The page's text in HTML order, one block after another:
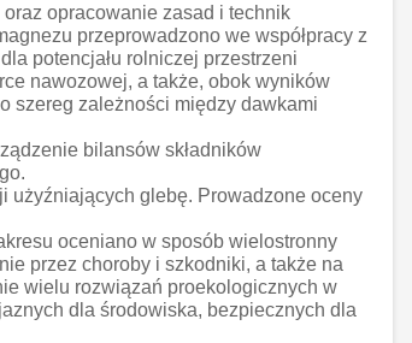
opracowanie zasad i technik
przeprowadzono we współpracy z
potencjału rolniczej przestrzeni
nawozowej, a także, obok wyników
szereg zależności między dawkami
bilansów składników
użyźniających glebę. Prowadzone oceny
oceniano w sposób wielostronny
przez choroby i szkodniki, a także na
wielu rozwiązań proekologicznych w
dla środowiska, bezpiecznych dla